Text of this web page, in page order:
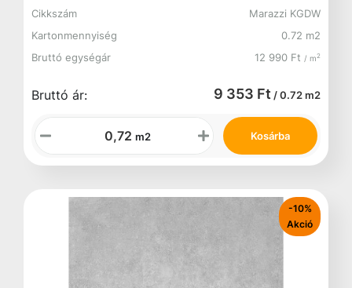
Cikkszám
Marazzi KGDW
Kartonmennyiség
0.72 m2
Bruttó egységár
12 990 Ft / m2
Bruttó ár: 9 353 Ft / 0.72 m2
m2 Kosárba
-10%
Akció